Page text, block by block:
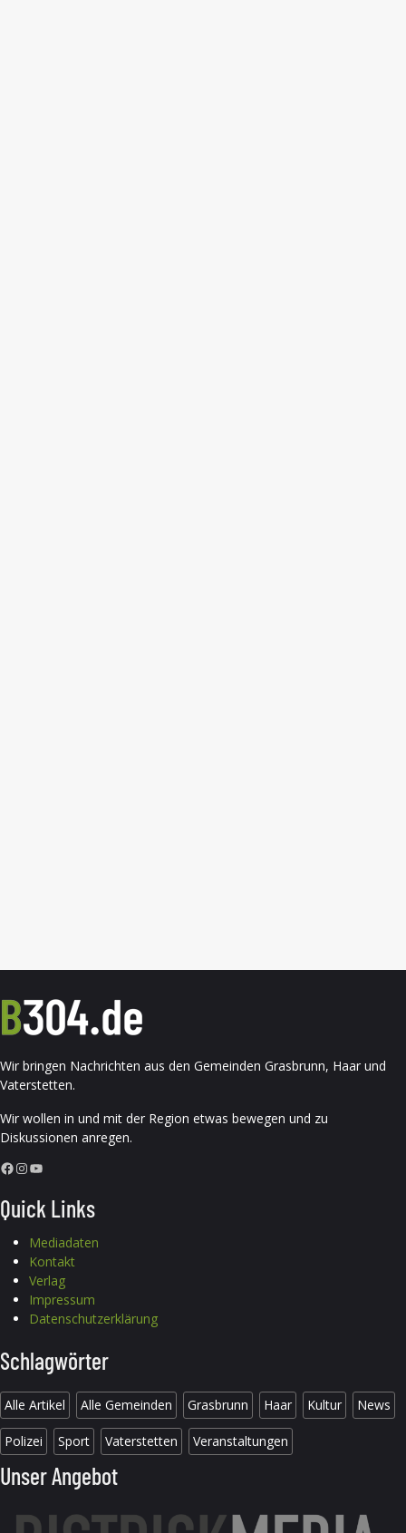
Wir bringen Nachrichten aus den Gemeinden Grasbrunn, Haar und
Vaterstetten.
Wir wollen in und mit der Region etwas bewegen und zu
Diskussionen anregen.
Facebook InstagramYouTube
Quick Links
Mediadaten
Kontakt
Verlag
Impressum
Datenschutzerklärung
Schlagwörter
Alle Artikel Alle Gemeinden Grasbrunn Haar Kultur News
Polizei Sport Vaterstetten Veranstaltungen
Unser Angebot